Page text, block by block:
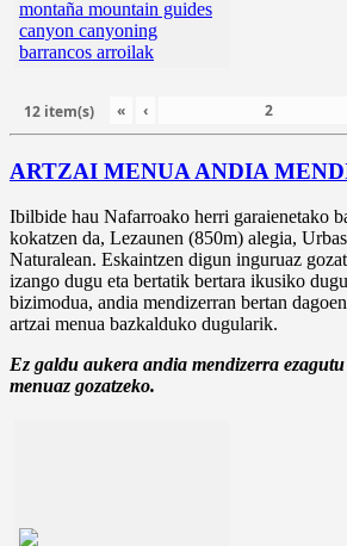
12 item(s) « ‹
ARTZAI MENUA ANDIA
Ibilbide hau Nafarroako herri garaienetako
kokatzen da, Lezaunen (850m) alegia,
Naturalean. Eskaintzen digun inguruaz
izango dugu eta bertatik bertara ikusiko
bizimodua, andia mendizerran bertan
artzai menua bazkalduko dugularik.
Ez galdu aukera andia mendizerra
menuaz gozatzeko.